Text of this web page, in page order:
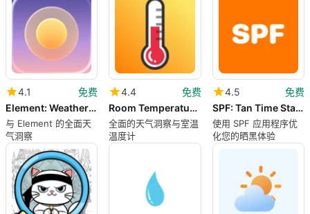
4.1
免费
Element: Weather Radar
与 Element 的全面天
气洞察
4.4
免费
Room Temperature Thermometer
全面的天气洞察与室温
温度计
4.5
免费
SPF: Tan Time Starts Now
使用 SPF 应用程序优
化您的晒黑体验